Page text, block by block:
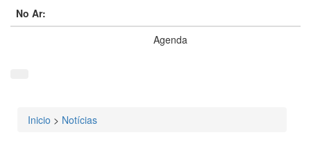
No Ar:
Agenda
Está aqui
Inicio > Notícias